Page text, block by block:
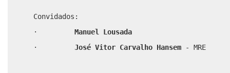
Convidados:
·
Manuel Lousada
·
José Vitor Carvalho Hansem - MRE